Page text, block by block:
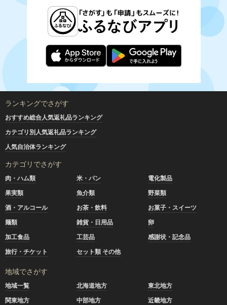
ランキングでさがす
おすすめ総合人気返礼品ランキング
カテゴリ別人気返礼品ランキング
人気自治体ランキング
カテゴリでさがす
肉・ハム類 米・パン
電化製品
果実類
魚介類
野菜類
酒・アルコール
お茶・飲料
お菓子・スイーツ
麺類
雑貨・日用品
卵
加工食品
工芸品
感謝状・記念品
旅行・チケット
セット類 その他
地域でさがす
地域一覧 北海道地方
東北地方
関東地方
中部地方
近畿地方